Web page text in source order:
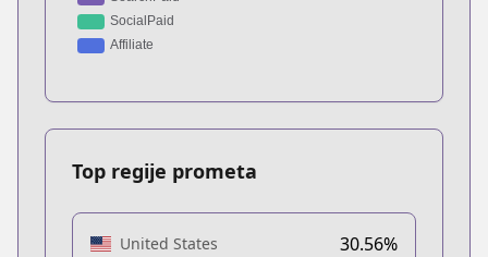
Top regije prometa
United States 30.56%